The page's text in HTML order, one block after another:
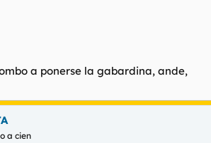
a ponerse la gabardina, ande,
a cien